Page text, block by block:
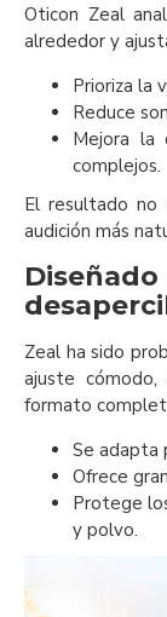
Oticon Zeal
alrededor y
Prioriza la
Reduce
Mejora la
complejos.
El resultado no
audición más
Zeal ha sido
ajuste
formato
Se adapta
Ofrece
Protege
y polvo.